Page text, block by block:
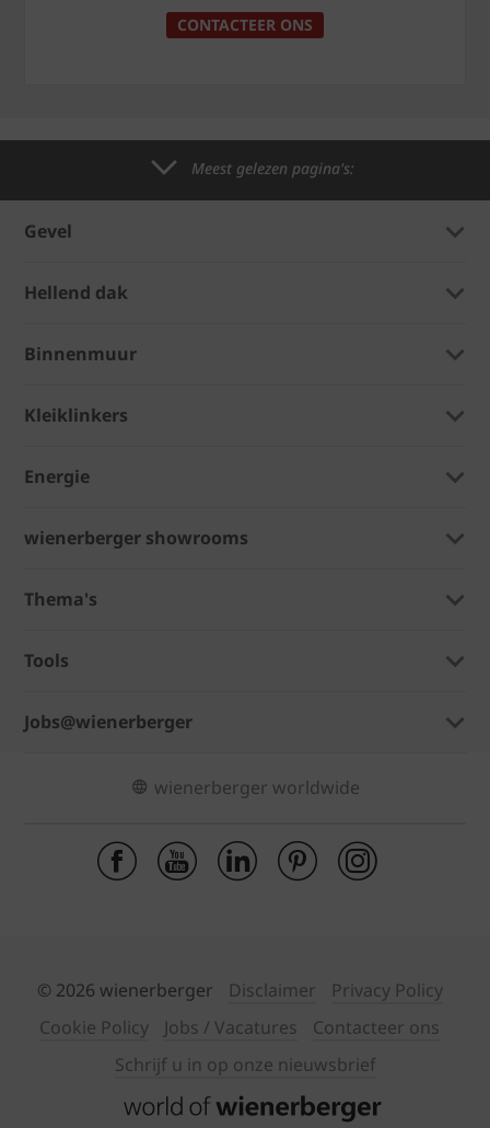
CONTACTEER ONS
Meest gelezen pagina's:
Gevel
Hellend dak
Binnenmuur
Kleiklinkers
Energie
wienerberger showrooms
Thema's
Tools
Jobs@wienerberger
wienerberger worldwide
© 2026 wienerberger Disclaimer
Privacy Policy
Cookie Policy
Jobs / Vacatures
Contacteer ons
Schrijf u in op onze nieuwsbrief